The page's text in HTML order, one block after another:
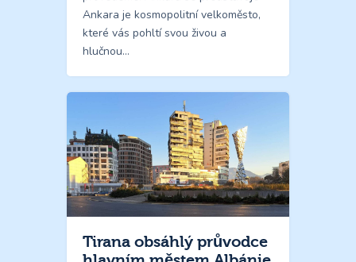
Ankara je kosmopolitní velkoměsto,
které vás pohltí svou živou a
hlučnou…
Tirana obsáhlý průvodce